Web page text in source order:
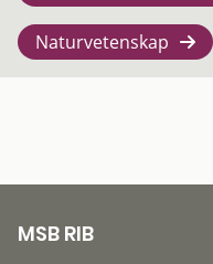
Naturvetenskap
MSB RIB